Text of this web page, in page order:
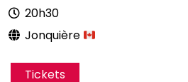
20h30
Jonquière
Tickets